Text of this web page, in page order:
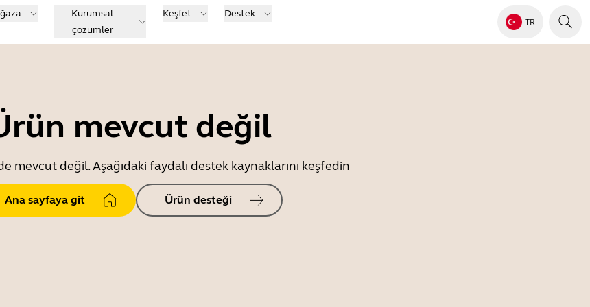
Kurumsal
çözümler
Keşfet Destek
TR
mevcut değil
mevcut değil. Aşağıdaki faydalı destek kaynaklarını keşfedin
Ana sayfaya git Ürün desteği